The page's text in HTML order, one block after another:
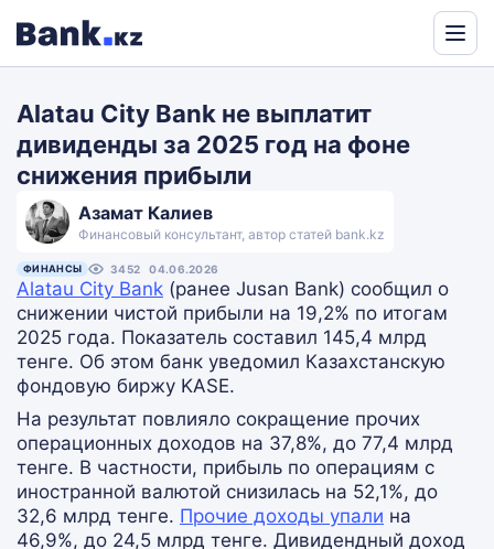
Alatau City Bank не выплатит
дивиденды за 2025 год на фоне
снижения прибыли
Азамат Калиев
Финансовый консультант, автор статей bank.kz
ФИНАНСЫ 3452 04.06.2026
Alatau City Bank (ранее Jusan Bank) сообщил о
снижении чистой прибыли на 19,2% по итогам
2025 года. Показатель составил 145,4 млрд
тенге. Об этом банк уведомил Казахстанскую
фондовую биржу KASE.
На результат повлияло сокращение прочих
операционных доходов на 37,8%, до 77,4 млрд
тенге. В частности, прибыль по операциям с
иностранной валютой снизилась на 52,1%, до
32,6 млрд тенге. Прочие доходы упали на
46,9%, до 24,5 млрд тенге. Дивидендный доход